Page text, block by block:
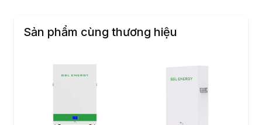
Sản phẩm cùng thương hiệu